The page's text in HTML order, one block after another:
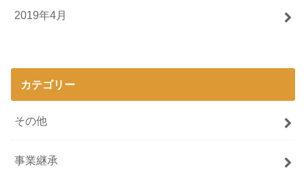
2019年4月
カテゴリー
その他
事業継承